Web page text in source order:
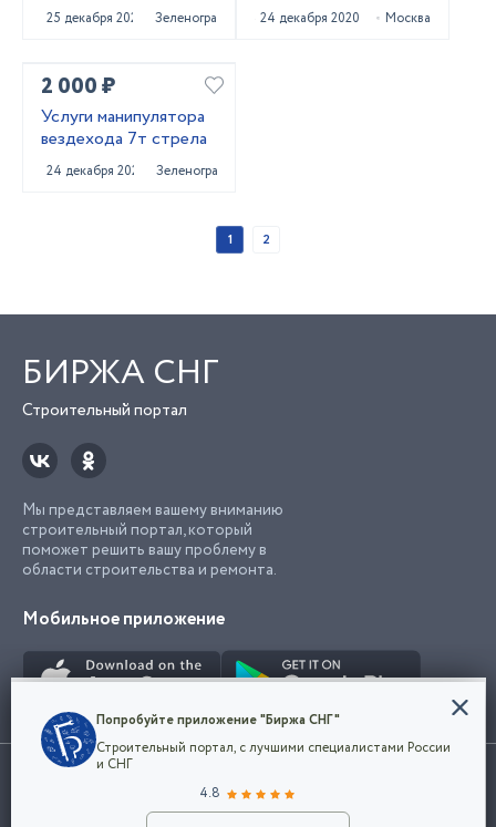
25 декабря 2020 Зеленоград 24 декабря 2020 Москва
2 000 ₽
Услуги манипулятора
вездехода 7т стрела
24 декабря 2020 Зеленоград
1 2
БИРЖА СНГ
Строительный портал
Мы представляем вашему вниманию
строительный портал, который
поможет решить вашу проблему в
области строительства и ремонта.
Мобильное приложение
Использование сайта, в том числе подача объявлений, означает
марки представленные на сайте являются собственностью их
Конфиденциальность
Мы используем файлы cookie, чтобы сделать
наш сайт удобным для каждого
Политикой конфиденциальности компании
Попробуйте приложение "Биржа СНГ"
Строительный портал, с лучшими специалистами России
и СНГ
4.8